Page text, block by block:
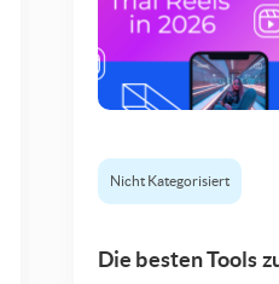
Nicht Kategorisiert
Die besten Tools